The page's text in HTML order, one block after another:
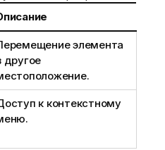
элемента
другое
к контекстному